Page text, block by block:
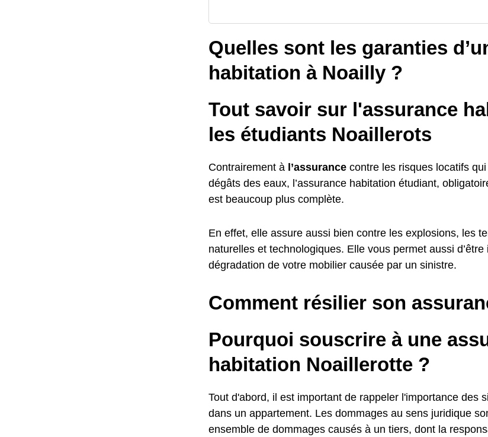
Quelles sont les garanties
habitation à Noailly ?
Tout savoir sur l'assurance
les étudiants Noaillerots
Contrairement à l’assurance contre les risques locatifs
dégâts des eaux, l’assurance habitation étudiant,
est beaucoup plus complète.
En effet, elle assure aussi bien contre les explosions, les
naturelles et technologiques. Elle vous permet aussi
dégradation de votre mobilier causée par un sinistre.
Comment résilier son
Pourquoi souscrire à une
habitation Noaillerotte ?
Tout d'abord, il est important de rappeler l'importance des
dans un appartement. Les dommages au sens juridique
ensemble de dommages causés à un tiers, dont la